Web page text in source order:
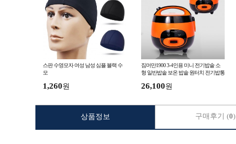
스판 수영모자 여성 남성 심플 블랙 수
모
1,260원
짐머만1900 3-4인용 미니 전기밥솥 소
형 일반밥솥 보온 밥솥 원터치 전기밥통
26,100원
상품정보 구매후기 (0)